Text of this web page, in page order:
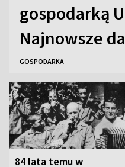
gospodarką
Najnowsze
GOSPODARKA
84 lata temu w